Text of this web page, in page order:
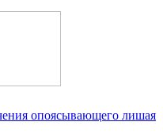
опоясывающего лишая